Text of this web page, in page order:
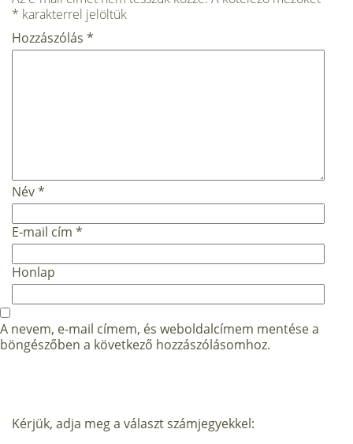
* karakterrel jelöltük
Hozzászólás *
Név*
E-mail cím *
Honlap
A nevem, e-mail címem, és weboldalcímem mentése a
böngészőben a következő hozzászólásomhoz.
Kérjük, adja meg a választ számjegyekkel: